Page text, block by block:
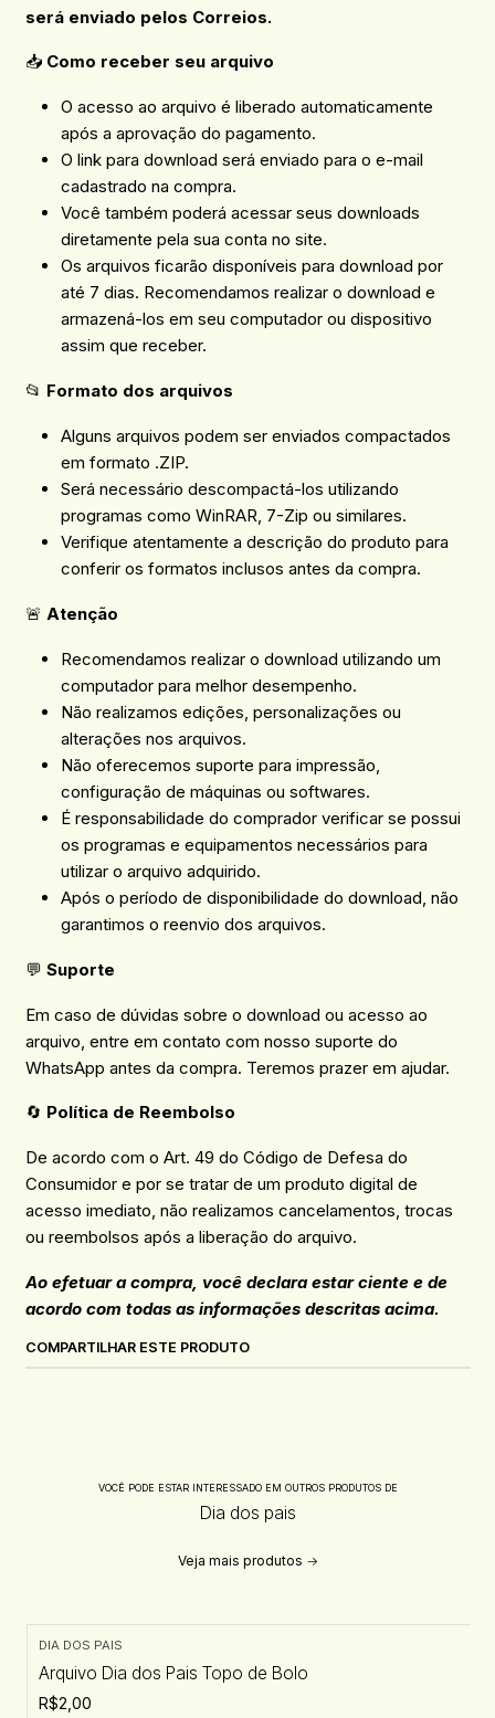
será enviado pelos Correios.
📥 Como receber seu arquivo
O acesso ao arquivo é liberado automaticamente
após a aprovação do pagamento.
O link para download será enviado para o e-mail
cadastrado na compra.
Você também poderá acessar seus downloads
diretamente pela sua conta no site.
Os arquivos ficarão disponíveis para download por
até 7 dias. Recomendamos realizar o download e
armazená-los em seu computador ou dispositivo
assim que receber.
📂 Formato dos arquivos
Alguns arquivos podem ser enviados compactados
em formato .ZIP.
Será necessário descompactá-los utilizando
programas como WinRAR, 7-Zip ou similares.
Verifique atentamente a descrição do produto para
conferir os formatos inclusos antes da compra.
🚨 Atenção
Recomendamos realizar o download utilizando um
computador para melhor desempenho.
Não realizamos edições, personalizações ou
alterações nos arquivos.
Não oferecemos suporte para impressão,
configuração de máquinas ou softwares.
É responsabilidade do comprador verificar se possui
os programas e equipamentos necessários para
utilizar o arquivo adquirido.
Após o período de disponibilidade do download, não
garantimos o reenvio dos arquivos.
💬 Suporte
Em caso de dúvidas sobre o download ou acesso ao
arquivo, entre em contato com nosso suporte do
WhatsApp antes da compra. Teremos prazer em ajudar.
🔄 Política de Reembolso
De acordo com o Art. 49 do Código de Defesa do
Consumidor e por se tratar de um produto digital de
acesso imediato, não realizamos cancelamentos, trocas
ou reembolsos após a liberação do arquivo.
Ao efetuar a compra, você declara estar ciente e de
acordo com todas as informações descritas acima.
COMPARTILHAR ESTE PRODUTO
VOCÊ PODE ESTAR INTERESSADO EM OUTROS PRODUTOS DE
Dia dos pais
Veja mais produtos
DIA DOS PAIS
Arquivo Dia dos Pais Topo de Bolo
R$2,00